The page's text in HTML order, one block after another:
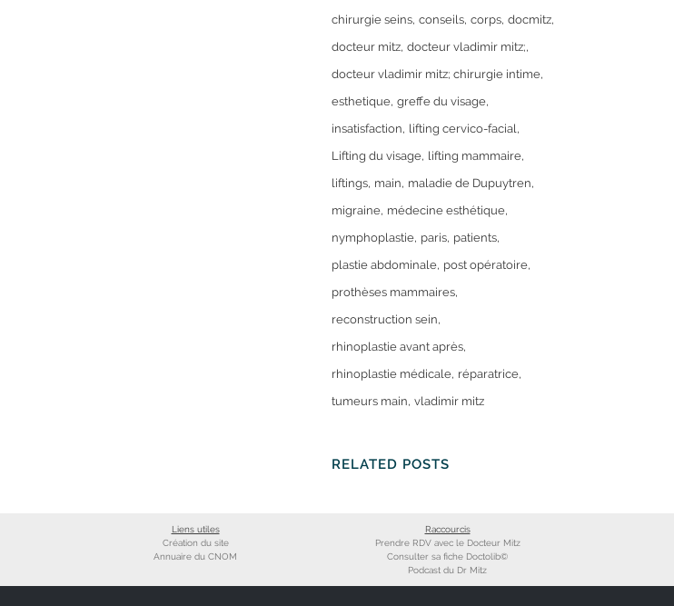
chirurgie seins conseils corps docmitz
docteur mitz docteur vladimir mitz;
docteur vladimir mitz; chirurgie intime
esthetique greffe du visage
insatisfaction lifting cervico-facial
Lifting du visage lifting mammaire
liftings main maladie de Dupuytren
migraine médecine esthétique
nymphoplastie paris patients
plastie abdominale post opératoire
prothèses mammaires
reconstruction sein
rhinoplastie avant après
rhinoplastie médicale réparatrice
tumeurs main vladimir mitz
RELATED POSTS
Liens utiles
Création du site
Annuaire du CNOM
Raccourcis
Prendre RDV avec le Docteur Mitz
Consulter sa fiche Doctolib©
Podcast du Dr Mitz